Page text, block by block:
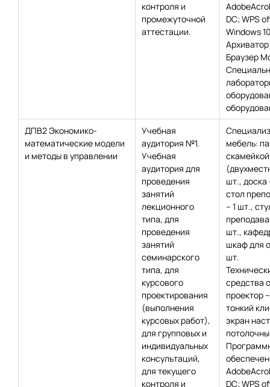
контроля и
промежуточной
аттестации.
DC; WPS
Windows
Браузер
ДПВ2 Экономико-
математические модели
и методы в управлении
Учебная
аудитория №1.
Учебная
аудитория для
проведения
занятий
лекционного
типа, для
проведения
занятий
семинарского
типа, для
курсового
проектирования
(выполнения
курсовых работ),
для групповых и
индивидуальных
консультаций,
для текущего
контроля и
мебель:
скамейкой
шт., доска
стол
– 1 шт.,
шт.,
шкаф для
шт.
средства
проектор
тонкий
экран
DC; WPS